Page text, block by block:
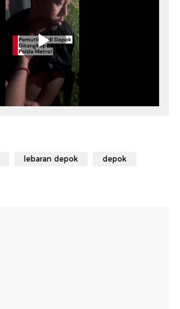
lebaran depok depok